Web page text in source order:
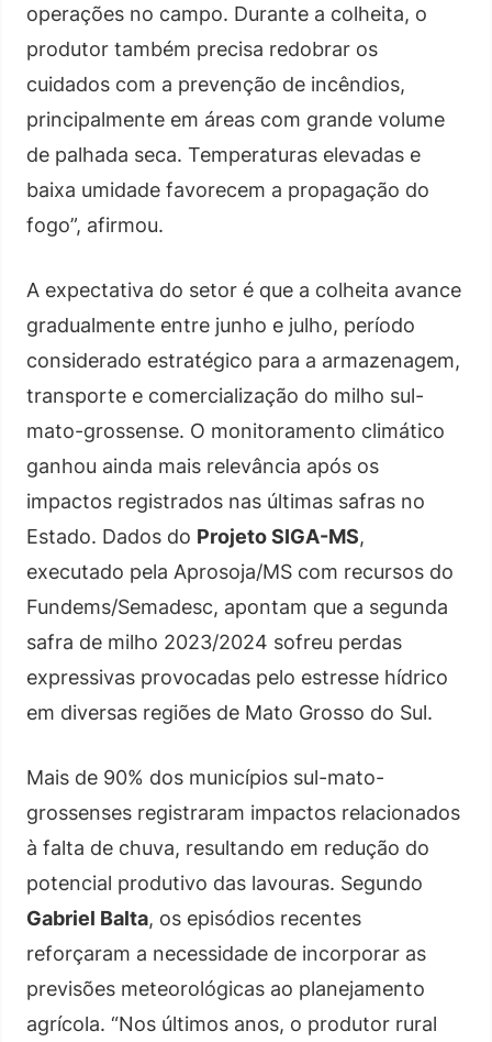
operações no campo. Durante a colheita, o
produtor também precisa redobrar os
cuidados com a prevenção de incêndios,
principalmente em áreas com grande volume
de palhada seca. Temperaturas elevadas e
baixa umidade favorecem a propagação do
fogo”, afirmou.
A expectativa do setor é que a colheita avance
gradualmente entre junho e julho, período
considerado estratégico para a armazenagem,
transporte e comercialização do milho sul-
mato-grossense. O monitoramento climático
ganhou ainda mais relevância após os
impactos registrados nas últimas safras no
Estado. Dados do Projeto SIGA-MS,
executado pela Aprosoja/MS com recursos do
Fundems/Semadesc, apontam que a segunda
safra de milho 2023/2024 sofreu perdas
expressivas provocadas pelo estresse hídrico
em diversas regiões de Mato Grosso do Sul.
Mais de 90% dos municípios sul-mato-
grossenses registraram impactos relacionados
à falta de chuva, resultando em redução do
potencial produtivo das lavouras. Segundo
Gabriel Balta, os episódios recentes
reforçaram a necessidade de incorporar as
previsões meteorológicas ao planejamento
agrícola. “Nos últimos anos, o produtor rural